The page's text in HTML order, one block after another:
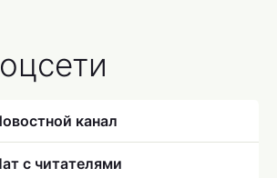
канал
с читателями